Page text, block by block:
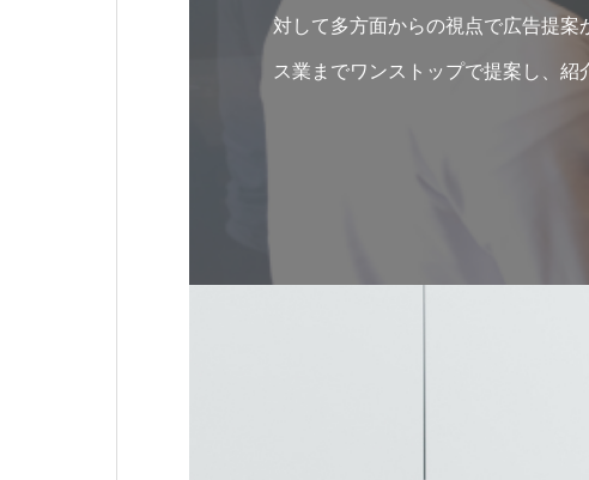
対して多方面からの視点で広告提案
ス業までワンストップで提案し、紹
貴方の会社の良い所、あなた以上に